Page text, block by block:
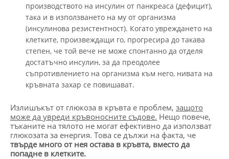
производството на инсулин от панкреаса (дефицит),
така и в използването на му от организма
(инсулинова резистентност). Когато увреждането на
клетките, произвеждащи го, прогресира до такава
степен, че той вече не може спонтанно да отделя
достатъчно инсулин, за да преодолее
съпротивлението на организма към него, нивата на
кръвната захар се повишават.
Излишъкът от глюкоза в кръвта е проблем, защото
може да увреди кръвоносните съдове. Нещо повече,
тъканите на тялото не могат ефективно да използват
глюкозата за енергия. Това се дължи на факта, че
твърде много от нея остава в кръвта, вместо да
попадне в клетките.